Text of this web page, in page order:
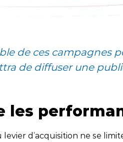
de ces campagnes
de diffuser une
les
d’acquisition ne se